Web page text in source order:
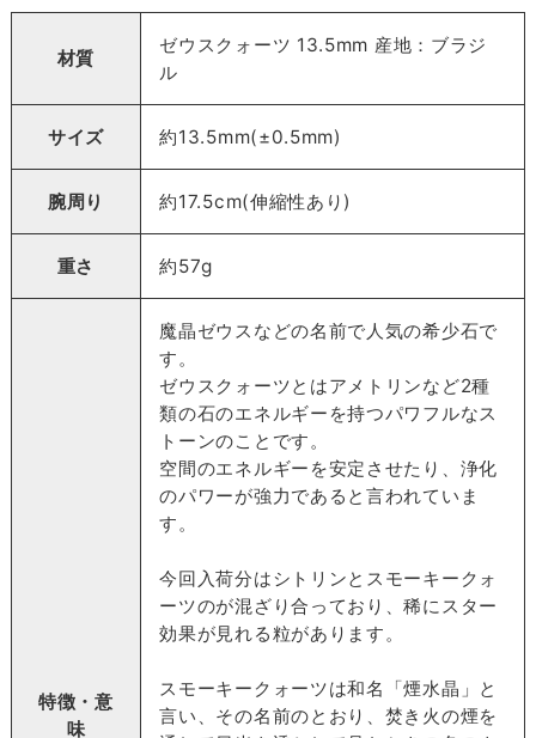
材質
ゼウスクォーツ 13.5mm 産地：ブラジ
ル
サイズ 約13.5mm(±0.5mm)
腕周り 約17.5cm(伸縮性あり)
重さ 約57g
特徴・意
味
魔晶ゼウスなどの名前で人気の希少石で
す。
ゼウスクォーツとはアメトリンなど2種
類の石のエネルギーを持つパワフルなス
トーンのことです。
空間のエネルギーを安定させたり、浄化
のパワーが強力であると言われていま
す。
今回入荷分はシトリンとスモーキークォ
ーツのが混ざり合っており、稀にスター
効果が見れる粒があります。
スモーキークォーツは和名「煙水晶」と
言い、その名前のとおり、焚き火の煙を